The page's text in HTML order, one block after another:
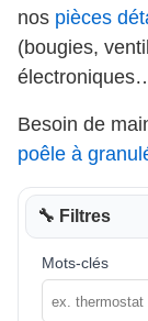
nos pièces
(bougies,
Besoin de
poêle à
🔧 Filtres
Mots-clés